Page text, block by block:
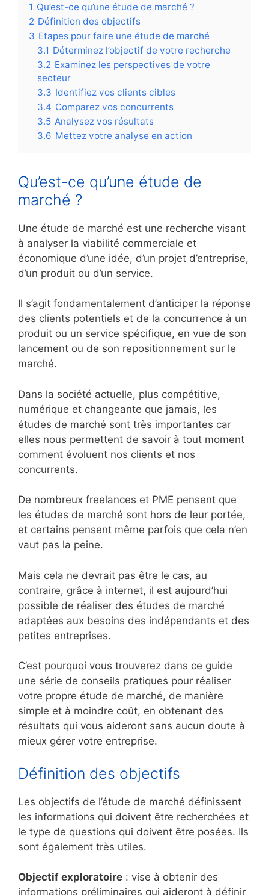
1 Qu’est-ce qu’une étude de marché ?
2 Définition des objectifs
3 Etapes pour faire une étude de marché
3.1 Déterminez l’objectif de votre recherche
3.2 Examinez les perspectives de votre
secteur
3.3 Identifiez vos clients cibles
3.4 Comparez vos concurrents
3.5 Analysez vos résultats
3.6 Mettez votre analyse en action
Qu’est-ce qu’une étude de
marché ?
Une étude de marché est une recherche visant
à analyser la viabilité commerciale et
économique d’une idée, d’un projet d’entreprise,
d’un produit ou d’un service.
Il s’agit fondamentalement d’anticiper la réponse
des clients potentiels et de la concurrence à un
produit ou un service spécifique, en vue de son
lancement ou de son repositionnement sur le
marché.
Dans la société actuelle, plus compétitive,
numérique et changeante que jamais, les
études de marché sont très importantes car
elles nous permettent de savoir à tout moment
comment évoluent nos clients et nos
concurrents.
De nombreux freelances et PME pensent que
les études de marché sont hors de leur portée,
et certains pensent même parfois que cela n’en
vaut pas la peine.
Mais cela ne devrait pas être le cas, au
contraire, grâce à internet, il est aujourd’hui
possible de réaliser des études de marché
adaptées aux besoins des indépendants et des
petites entreprises.
C’est pourquoi vous trouverez dans ce guide
une série de conseils pratiques pour réaliser
votre propre étude de marché, de manière
simple et à moindre coût, en obtenant des
résultats qui vous aideront sans aucun doute à
mieux gérer votre entreprise.
Définition des objectifs
Les objectifs de l’étude de marché définissent
les informations qui doivent être recherchées et
le type de questions qui doivent être posées. Ils
sont également très utiles.
Objectif exploratoire : vise à obtenir des
informations préliminaires qui aideront à définir